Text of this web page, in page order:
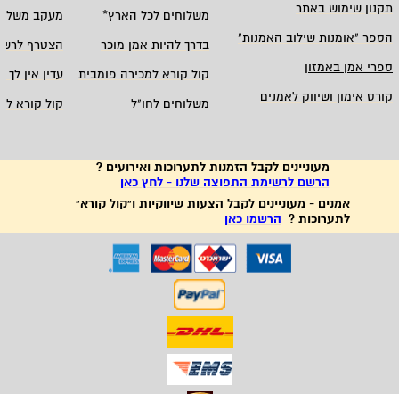
תקנון שימוש באתר
משלוחים לכל הארץ*
מעקב
הספר "אומנות שילוב האמנות" בדרך להיות אמן מוכר
הצטרף
ספרי אמן באמזון
קול קורא למכירה פומבית
עדין אין לך
קורס אימון ושיווק לאמנים
משלוחים לחו"ל קול קורא
מעוניינים לקבל הזמנות לתערוכות ואירועים ?
הרשם לרשימת התפוצה שלנו - לחץ כאן
אמנים - מעוניינים לקבל הצעות שיווקיות ו"קול קורא"
לתערוכות ? הרשמו כאן